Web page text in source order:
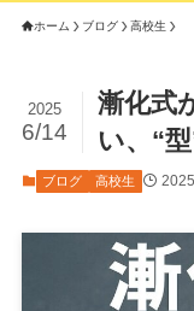
ホーム ブログ 高校生
漸化式
い、“
2025
6/14
ブログ 高校生